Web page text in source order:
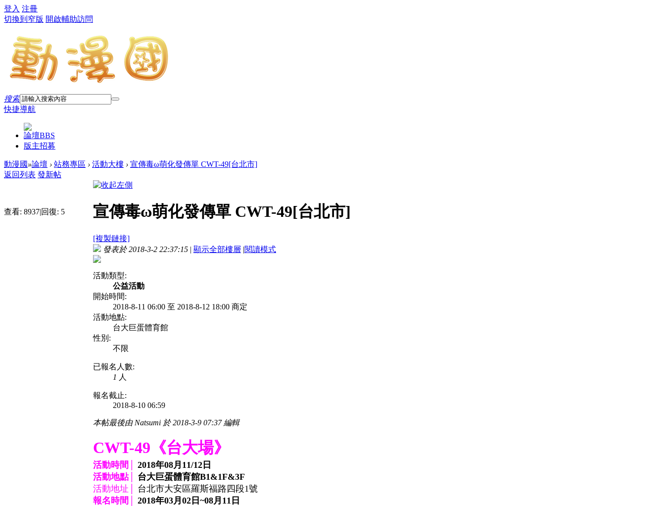
登入 注冊
切換到窄版 開啟輔助訪問
搜索
快捷導航
論壇BBS
版主招募
動漫國»論壇 › 站務專區 › 活動大樓 › 宣傳毒ω萌化發傳單 CWT-49[台北市]
返回列表 發新帖
查看: 8937|回復: 5 宣傳毒ω萌化發傳單 CWT-49[台北市]
[複製鏈接]
發表於 2018-3-2 22:37:15 | 顯示全部樓層 |閱讀模式
活動類型:
公益活動
開始時間:
2018-8-11 06:00 至 2018-8-12 18:00 商定
活動地點:
台大巨蛋體育館
性別:
不限
已報名人數:
1 人
報名截止:
2018-8-10 06:59
本帖最後由 Natsumi 於 2018-3-9 07:37 編輯
CWT-49《台大場》
活動時間│ 2018年08月11/12日
活動地點│ 台大巨蛋體育館B1&1F&3F
活動地址│ 台北市大安區羅斯福路四段1號
報名時間│ 2018年03月02日~08月11日